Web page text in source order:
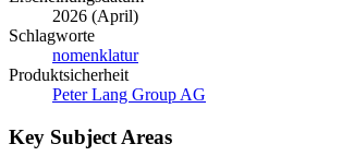
2026 (April)
Schlagworte
nomenklatur
Produktsicherheit
Peter Lang Group AG
Key Subject Areas